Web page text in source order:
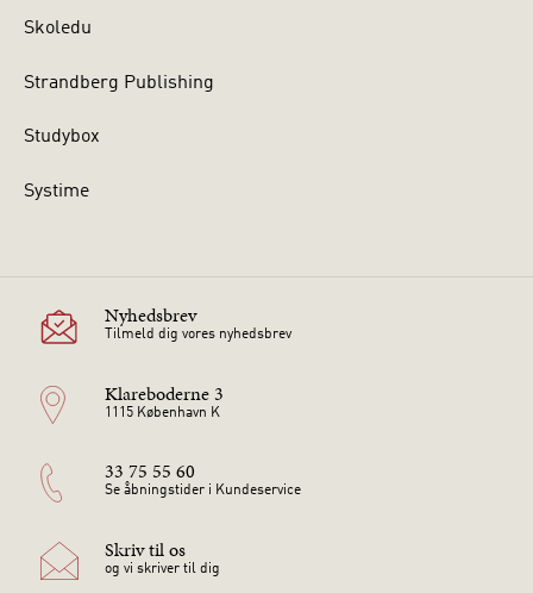
Skoledu
Strandberg Publishing
Studybox
Systime
Nyhedsbrev
Tilmeld dig vores nyhedsbrev
Klareboderne 3
1115 København K
33 75 55 60
Se åbningstider i Kundeservice
Skriv til os
og vi skriver til dig